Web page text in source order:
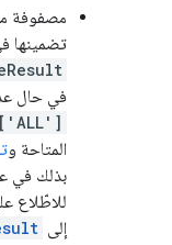
مصفوفة
تضمينها
في حال
['ALL']
المتاحة و
بذلك في
للاطّلاع
إلى